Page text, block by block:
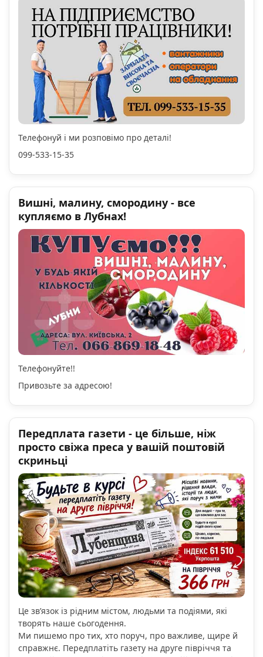
Телефонуй і ми розповімо про деталі!
099-533-15-35
Вишні, малину, смородину - все
купляємо в Лубнах!
Телефонуйте!!
Привозьте за адресою!
Передплата газети - це більше, ніж
просто свіжа преса у вашій поштовій
скриньці
Це зв’язок із рідним містом, людьми та подіями, які
творять наше сьогодення.
Ми пишемо про тих, хто поруч, про важливе, щире й
справжнє. Передплатіть газету на друге півріччя та